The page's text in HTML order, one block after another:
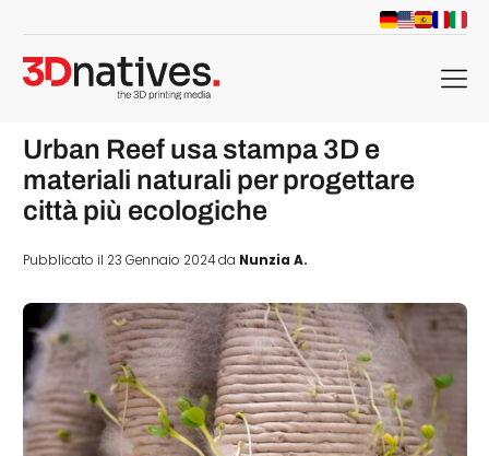
menu
Urban Reef usa stampa 3D e
materiali naturali per progettare
città più ecologiche
Pubblicato il 23 Gennaio 2024 da Nunzia A.